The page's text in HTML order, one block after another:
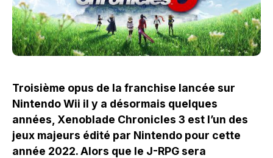
Troisième opus de la franchise lancée sur
Nintendo Wii il y a désormais quelques
années, Xenoblade Chronicles 3 est l’un des
jeux majeurs édité par Nintendo pour cette
année 2022.Alors que le J-RPG sera